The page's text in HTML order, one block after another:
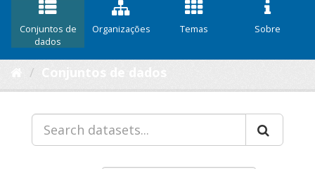
Conjuntos de
dados
Organizações Temas Sobre